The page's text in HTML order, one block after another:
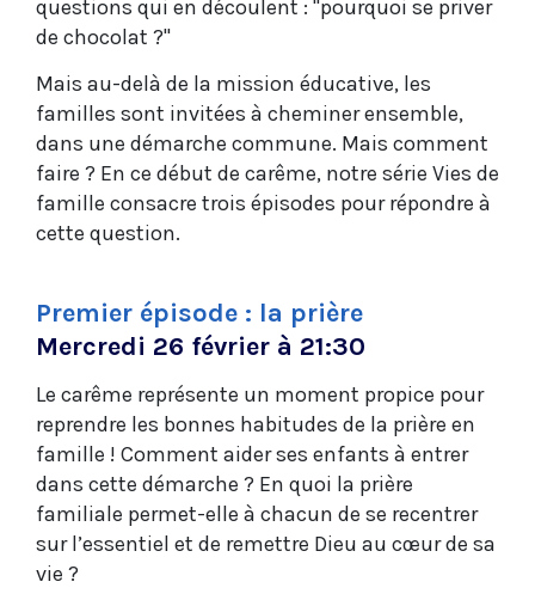
questions qui en découlent : "pourquoi se priver
de chocolat ?"
Mais au-delà de la mission éducative, les
familles sont invitées à cheminer ensemble,
dans une démarche commune. Mais comment
faire ? En ce début de carême, notre série Vies de
famille consacre trois épisodes pour répondre à
cette question.
Premier épisode : la prière
Mercredi 26 février à 21:30
Le carême représente un moment propice pour
reprendre les bonnes habitudes de la prière en
famille ! Comment aider ses enfants à entrer
dans cette démarche ? En quoi la prière
familiale permet-elle à chacun de se recentrer
sur l’essentiel et de remettre Dieu au cœur de sa
vie ?